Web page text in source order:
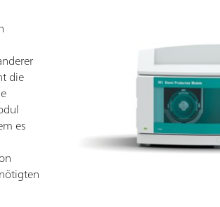
die
es